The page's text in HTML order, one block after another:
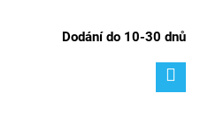
Dodání do 10-30 dnů